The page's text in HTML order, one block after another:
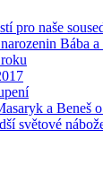
pro naše
Bába
a Beneš
světové